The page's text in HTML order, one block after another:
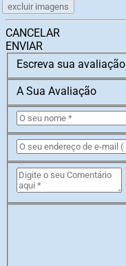
excluir imagens
CANCELAR
ENVIAR
Escreva sua avaliação
A Sua Avaliação